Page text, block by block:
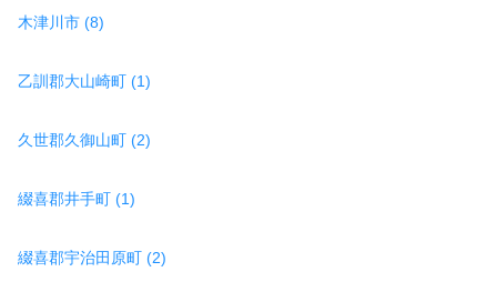
木津川市 (8)
乙訓郡大山崎町 (1)
久世郡久御山町 (2)
綴喜郡井手町 (1)
綴喜郡宇治田原町 (2)